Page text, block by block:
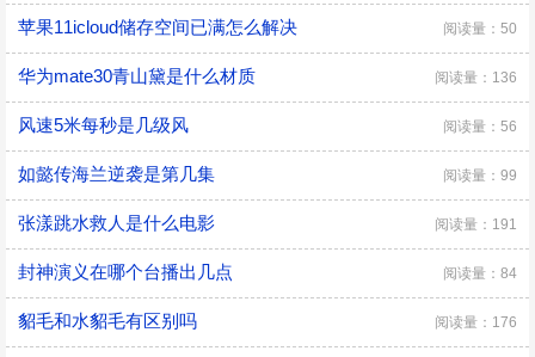
苹果11icloud储存空间已满怎么解决 阅读量：50
华为mate30青山黛是什么材质 阅读量：136
风速5米每秒是几级风 阅读量：56
如懿传海兰逆袭是第几集 阅读量：99
张漾跳水救人是什么电影 阅读量：191
封神演义在哪个台播出几点 阅读量：84
貂毛和水貂毛有区别吗 阅读量：176